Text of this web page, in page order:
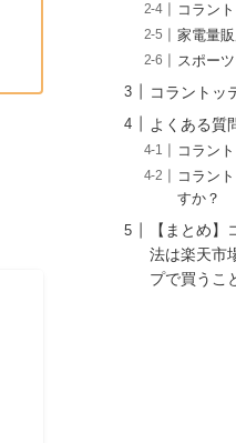
コラン
家電量
スポー
コラントッ
よくある質
コラン
コラン
すか？
【まとめ
法は楽天市
プで買うこ